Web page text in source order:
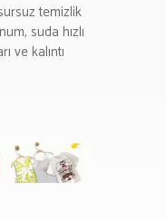
temizlik
suda hızlı
ve kalıntı